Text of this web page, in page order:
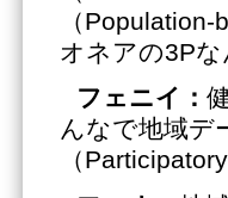
（
オネアの3Pな
フェニイ：
んなで地域デ
（